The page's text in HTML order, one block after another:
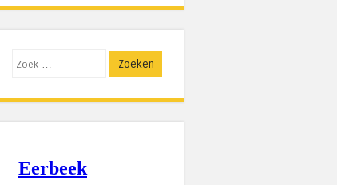
Zoeken